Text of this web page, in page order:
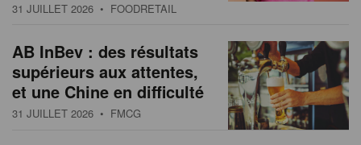
31 JUILLET 2026 • FOODRETAIL
AB InBev : des résultats
supérieurs aux attentes,
et une Chine en difficulté
31 JUILLET 2026 • FMCG